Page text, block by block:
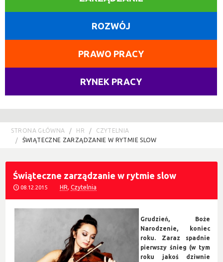
ROZWÓJ
PRAWO PRACY
RYNEK PRACY
STRONA GŁÓWNA HR
CZYTELNIA
ŚWIĄTECZNE ZARZĄDZANIE W RYTMIE SLOW
Świąteczne zarządzanie w rytmie slow
08.12.2015 HR,Czytelnia
Grudzień, Boże
Narodzenie, koniec
roku. Zaraz spadnie
pierwszy śnieg (w tym
roku jakoś dziwnie